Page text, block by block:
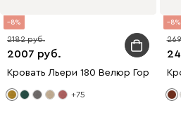
8
2007
2182
Кровать Льери 180 Велюр Горчичный
+75
8